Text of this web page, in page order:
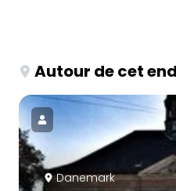
Autour de cet
Danemark